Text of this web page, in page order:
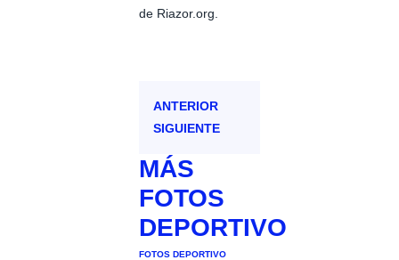
de Riazor.org.
ANTERIOR
SIGUIENTE
MÁS
FOTOS
DEPORTIVO
FOTOS DEPORTIVO